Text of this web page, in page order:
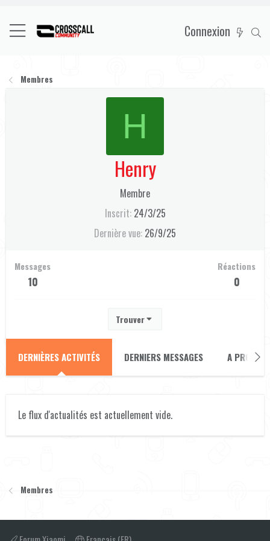
Connexion
Membres
H
Henry
Membre
Inscrit 24/3/25
Dernière vue 26/9/25
Messages
10
Réactions
0
Trouver
DERNIÈRES ACTIVITÉS DERNIERS MESSAGES A PROPOS
Le flux d'actualités est actuellement vide.
Membres